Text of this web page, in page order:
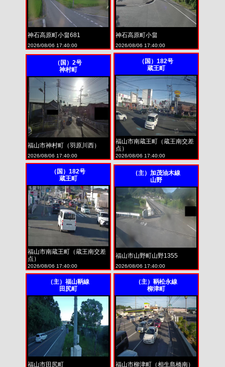
神石高原町小畠681
2026/08/06 17:40:00
神石高原町小畠
2026/08/06 17:40:00
（国）2号
神村町
福山市神村町（羽原川西）
2026/08/06 17:40:00
（国）182号
蔵王町
福山市南蔵王町（蔵王南交差
点）
2026/08/06 17:40:00
（国）182号
蔵王町
福山市南蔵王町（蔵王南交差
点）
2026/08/06 17:40:00
（主）加茂油木線
山野
福山市山野町山野1355
2026/08/06 17:40:00
（主）福山鞆線
田尻町
福山市田尻町
（主）鞆松永線
柳津町
福山市柳津町（相生島橋南）